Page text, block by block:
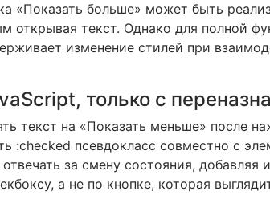
«Показать больше» может быть
текст. Однако для полной
изменение стилей при
только с
текст на «Показать меньше» после
:checked псевдокласс совместно с
за смену состояния, добавляя
а не по кнопке, которая